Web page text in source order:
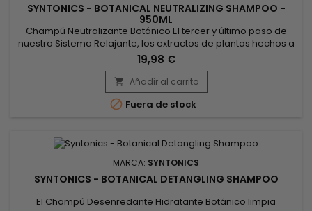
SYNTONICS - BOTANICAL NEUTRALIZING SHAMPOO -
950ML
Champú Neutralizante Botánico El tercer y último paso de
nuestro Sistema Relajante, los extractos de plantas hechos a
medida y los suaves agentes limpiadores de este champú
lavan a fondo y acondicionan suavemente el cuero
cabelludo y el cabello.&nbsp; Nuestra fórmula exclusiva
utiliza las potentes cualidades antioxidantes y
antiinflamatorias del té...
19,98 €
 Añadir al carrito
 Fuera de stock
MARCA: SYNTONICS
SYNTONICS - BOTANICAL DETANGLING SHAMPOO
El Champú Desenredante Hidratante Botánico limpia